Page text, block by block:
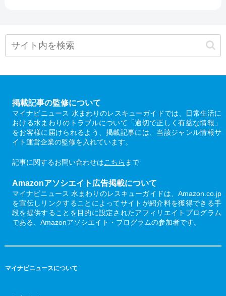
掲載記事の監修について
マイナビニュース 水まわりのレスキューガイドでは、日常生活に
おける水まわりのトラブルについて「適切で正しく有益な情報」
をお客様に届けられるよう、掲載記事には、当該ジャンル情報サ
イト運営企業の監修を入れています。
記事に関するお問い合わせはこちら まで
Amazonアソシエイト広告掲載について
マイナビニュース 水まわりのレスキューガイドは、Amazon.co.jp
を宣伝しリンクすることによってサイトが紹介料を獲得できる手
段を提供することを目的に設定されたアフィリエイトプログラム
である、Amazonアソシエイト・プログラムの参加者です。
マイナビニュースについて